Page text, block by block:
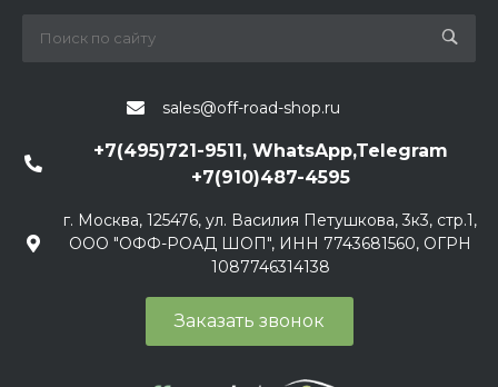
sales@off-road-shop.ru
+7(495)721-9511, WhatsApp,Telegram
+7(910)487-4595
г. Москва, 125476, ул. Василия Петушкова, 3к3, стр.1,
ООО "ОФФ-РОАД ШОП", ИНН 7743681560, ОГРН
1087746314138
Заказать звонок